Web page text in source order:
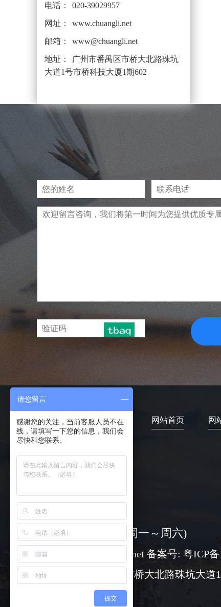
电话： 020-39029957
网址： www.chuangli.net
邮箱： www@chuangli.net
地址：
广州市番禺区市桥大北路珠坑
大道1号市桥科技大厦1期602
网站首页 网
08:30-18:00 ( 周一～周六)
www@chuangli.net 备案号: 粤ICP备
广州市番禺区市桥大北路珠坑大道
请您留言
感谢您的关注，当前客服人员不在
线，请填写一下您的信息，我们会
尽快和您联系。
提交